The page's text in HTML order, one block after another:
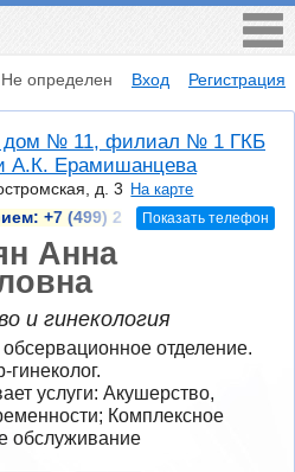
Не определен Вход Регистрация
дом № 11, филиал № 1 ГКБ
А.К. Ерамишанцева
д. 3 На карте
+7 (499) 2 Показать телефон
Анна
и гинекология
отделение.
услуги: Акушерство,
Комплексное
обслуживание